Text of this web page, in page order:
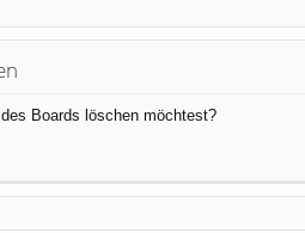
Boards löschen möchtest?